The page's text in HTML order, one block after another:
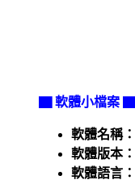
▇ 軟體小檔案 ▇
軟體名稱：
軟體版本：
軟體語言：